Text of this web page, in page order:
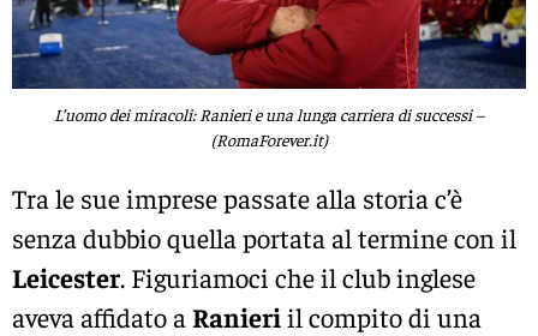
L’uomo dei miracoli: Ranieri e una lunga carriera di successi –
(RomaForever.it)
Tra le sue imprese passate alla storia c’è
senza dubbio quella portata al termine con il
Leicester. Figuriamoci che il club inglese
aveva affidato a Ranieriil compito di una